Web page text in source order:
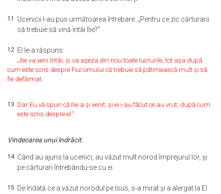
11 Ucenicii I-au pus următoarea întrebare: „Pentru ce zic cărturarii
că trebuie să vină întâi Ilie?”
12 El le-a răspuns:
„Ilie va veni întâi; şi va aşeza din nou toate lucrurile; tot aşa după
cum este scris despre Fiul omului că trebuie să pătimească mult şi să
fie defăimat.
13 Dar Eu vă spun că Ilie a şi venit, şi ei i-au făcut ce au vrut, după cum
este scris despre el.”
Vindecarea unui îndrăcit.
14 Când au ajuns la ucenici, au văzut mult norod împrejurul lor, şi
pe cărturari întrebându-se cu ei.
15 De îndată ce a văzut norodul pe Isus, s-a mirat şi a alergat la El